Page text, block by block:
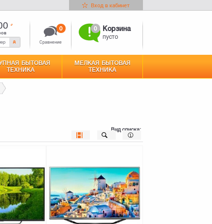
Вход в кабинет
Сравнение
0 0 Корзина
пусто
БЫТОВАЯ
ТЕХНИКА
МЕЛКАЯ БЫТОВАЯ
ТЕХНИКА
Вид списка: